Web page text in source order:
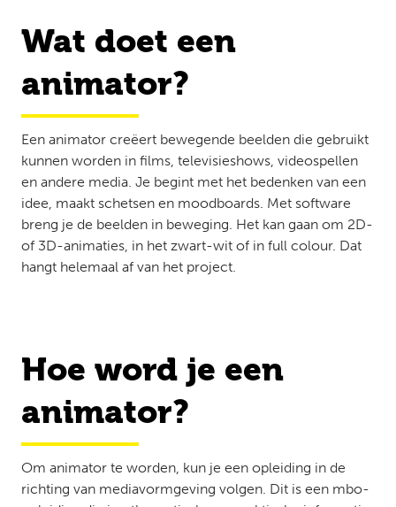
Wat doet een
animator?
Een animator creëert bewegende beelden die gebruikt
kunnen worden in films, televisieshows, videospellen
en andere media. Je begint met het bedenken van een
idee, maakt schetsen en moodboards. Met software
breng je de beelden in beweging. Het kan gaan om 2D-
of 3D-animaties, in het zwart-wit of in full colour. Dat
hangt helemaal af van het project.
Hoe word je een
animator?
Om animator te worden, kun je een opleiding in de
richting van mediavormgeving volgen. Dit is een mbo-